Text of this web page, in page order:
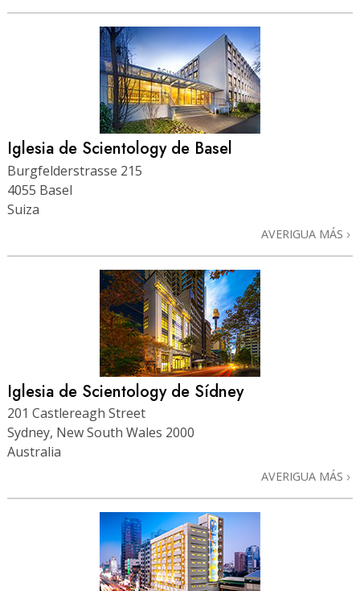
Iglesia de Scientology de Basel
Burgfelderstrasse 215
4055 Basel
Suiza
AVERIGUA MÁS
Iglesia de Scientology de Sídney
201 Castlereagh Street
Sydney, New South Wales 2000
Australia
AVERIGUA MÁS